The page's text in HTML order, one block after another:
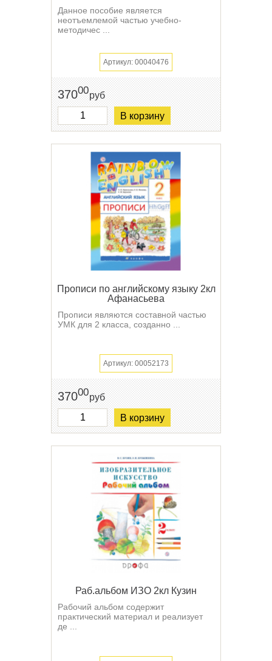
Данное пособие является
неотъемлемой частью учебно-
методичес ...
Артикул: 00040476
37000руб
В корзину
Прописи по английскому языку 2кл
Афанасьева
Прописи являются составной частью
УМК для 2 класса, созданно ...
Артикул: 00052173
37000руб
В корзину
Раб.альбом ИЗО 2кл Кузин
Рабочий альбом содержит
практический материал и реализует
де ...